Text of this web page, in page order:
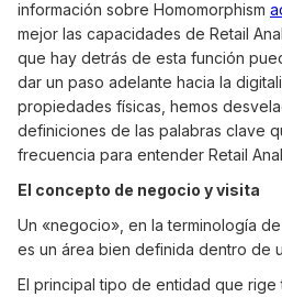
información sobre Homomorphism
mejor las capacidades de Retail
que hay detrás de esta función
dar un paso adelante hacia la
propiedades físicas, hemos
definiciones de las palabras clave
frecuencia para entender Retail
El concepto de negocio y visita
Un «negocio», en la terminología de
es un área bien definida dentro de
El principal tipo de entidad que rige